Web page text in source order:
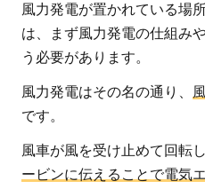
2
風力
発電
所は
どの
な場
所に
風力発電が置かれている場
は、まず風力発電の仕組み
う必要があります。
風力発電はその名の通り、
です。
風車が風を受け止めて回転
ービンに伝えることで電気